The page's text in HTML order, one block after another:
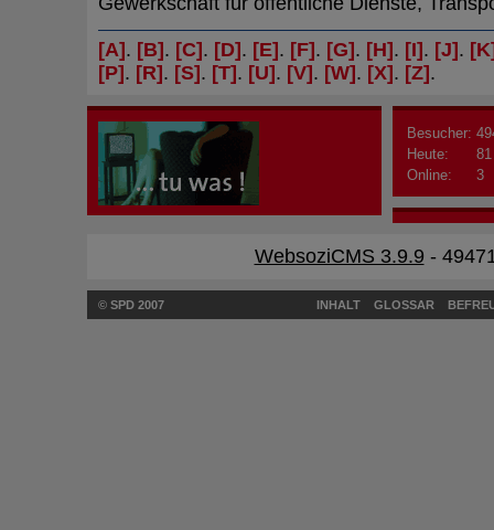
[A]. [B]. [C]. [D]. [E]. [F]. [G]. [H]. [I]. [J].
[P]. [R]. [S]. [T]. [U]. [V]. [W]. [X]. [Z].
Besucher:
Heute:
81
Online:
3
WebsoziCMS 3.9.9 -
© SPD 2007 INHALT GLOSSAR